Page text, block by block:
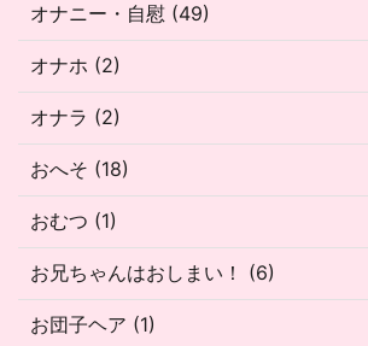
オナニー・自慰 (49)
オナホ (2)
オナラ (2)
おへそ (18)
おむつ (1)
お兄ちゃんはおしまい！ (6)
お団子ヘア (1)